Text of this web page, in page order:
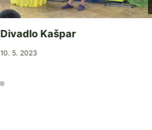
Divadlo Kašpar
Od
10. 5. 2023